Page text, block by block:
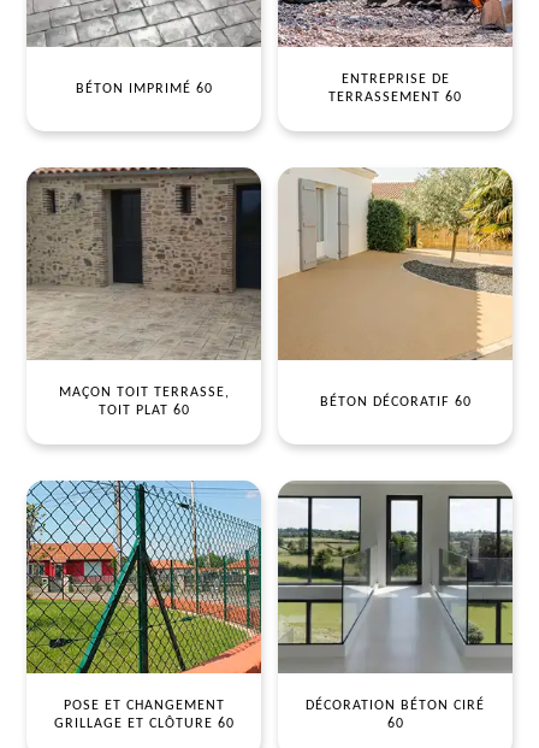
BÉTON IMPRIMÉ 60
ENTREPRISE DE
TERRASSEMENT 60
MAÇON TOIT TERRASSE,
TOIT PLAT 60
BÉTON DÉCORATIF 60
POSE ET CHANGEMENT
GRILLAGE ET CLÔTURE 60
DÉCORATION BÉTON CIRÉ
60